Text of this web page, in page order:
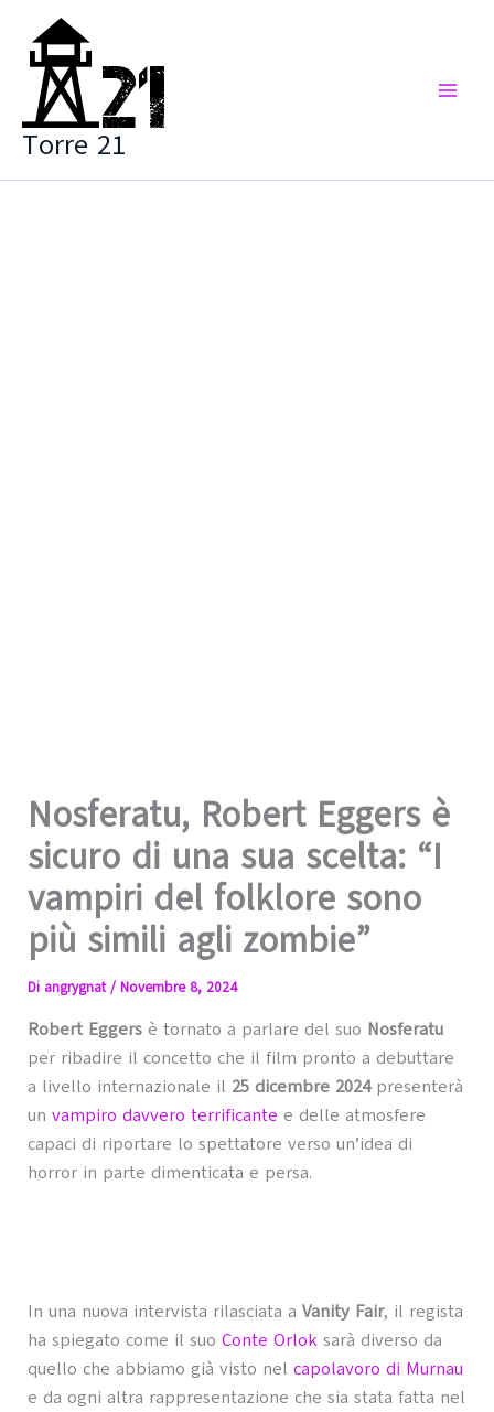
contenuto
Torre 21
Nosferatu, Robert Eggers è
sicuro di una sua scelta: “I
vampiri del folklore sono
più simili agli zombie”
Di angrygnat/ Novembre 8, 2024
Robert Eggers è tornato a parlare del suo Nosferatu
per ribadire il concetto che il film pronto a debuttare
a livello internazionale il 25 dicembre 2024presenterà
un vampiro davvero terrificante e delle atmosfere
capaci di riportare lo spettatore verso un’idea di
horror in parte dimenticata e persa.
In una nuova intervista rilasciata a Vanity Fair, il regista
ha spiegato come il suo Conte Orloksarà diverso da
quello che abbiamo già visto nel capolavoro di Murnau
e da ogni altra rappresentazione che sia stata fatta nel